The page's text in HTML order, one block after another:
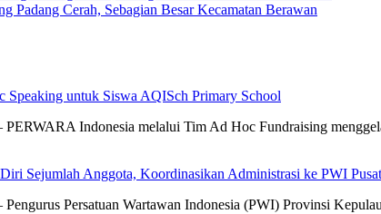
Cerah, Sebagian Besar Kecamatan Berawan
Speaking untuk Siswa AQISch Primary School
PERWARA Indonesia melalui Tim Ad Hoc Fundraising
Sejumlah Anggota, Koordinasikan Administrasi ke PWI Pusat
Persatuan Wartawan Indonesia (PWI) Provinsi